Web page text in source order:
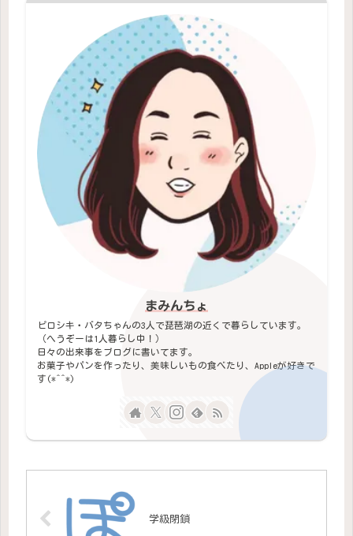
まみんちょ
ピロシキ・バタちゃんの3人で琵琶湖の近くで暮らしています。
（へうぞーは1人暮らし中！）
日々の出来事をブログに書いてます。
お菓子やパンを作ったり、美味しいもの食べたり、Appleが好きで
す(*^^*)
学級閉鎖